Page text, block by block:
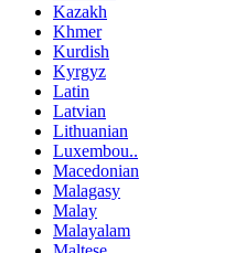
Kazakh
Khmer
Kurdish
Kyrgyz
Latin
Latvian
Lithuanian
Luxembou..
Macedonian
Malagasy
Malay
Malayalam